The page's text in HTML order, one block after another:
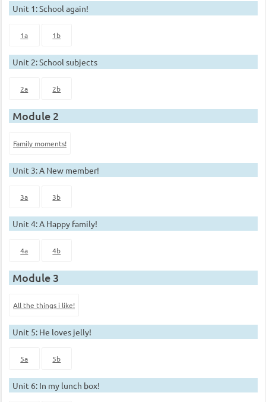
Unit 1: School again!
1a 1b
Unit 2: School subjects
2a 2b
Module 2
Family moments!
Unit 3: A New member!
3a 3b
Unit 4: A Happy family!
4a 4b
Module 3
All the things i like!
Unit 5: He loves jelly!
5a 5b
Unit 6: In my lunch box!